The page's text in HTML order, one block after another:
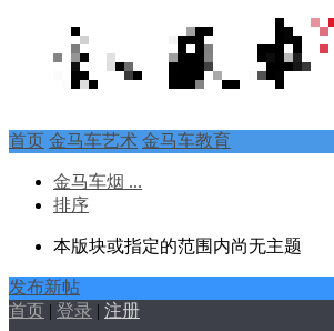
首页 金马车艺术 金马车教育
金马车烟 ...
排序
本版块或指定的范围内尚无主题
发布新帖
首页 | 登录 | 注册